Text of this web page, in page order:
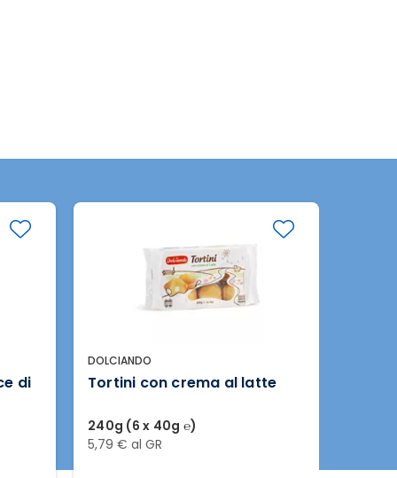
di
DOLCIANDO
Tortini con crema al latte
240g (6 x 40g ℮)
5,79 € al GR